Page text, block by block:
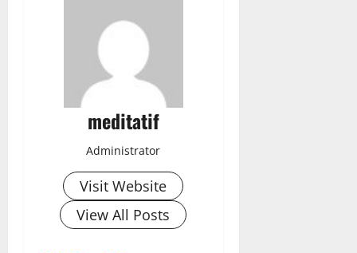
meditatif
Administrator
Visit Website
View All Posts